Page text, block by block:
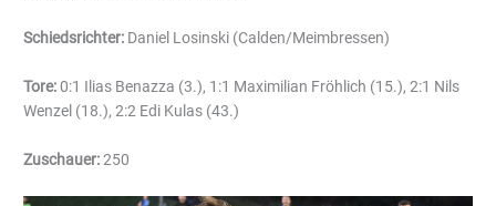
Schiedsrichter: Daniel Losinski (Calden/Meimbressen)
Tore:0:1 Ilias Benazza (3.), 1:1 Maximilian Fröhlich (15.), 2:1 Nils
Wenzel (18.), 2:2 Edi Kulas (43.)
Zuschauer:250